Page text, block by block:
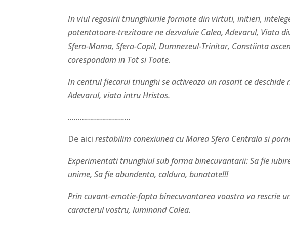
In viul regasirii triunghiurile formate din virtuti, initieri,
potentatoare-trezitoare ne dezvaluie Calea, Adevarul, Viata
Sfera-Mama, Sfera-Copil, Dumnezeul-Trinitar, Constiinta
corespondam in Tot si Toate.
In centrul fiecarui triunghi se activeaza un rasarit ce
Adevarul, viata intru Hristos.
………………………….
De aici restabilim conexiunea cu Marea Sfera Centrala si
Experimentati triunghiul sub forma binecuvantarii: Sa fie
unime, Sa fie abundenta, caldura, bunatate!!!
Prin cuvant-emotie-fapta binecuvantarea voastra va rescrie
caracterul vostru, luminand Calea.